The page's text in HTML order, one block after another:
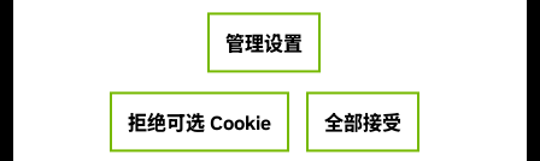
细的性能统计数据、温度和延迟指标。按 [Alt+R] 可切换这些
指标的显示。如要启用此测试版功能，请单击"设置" > "启用实
验性功能"。
管理设置
拒绝可选 Cookie 全部接受